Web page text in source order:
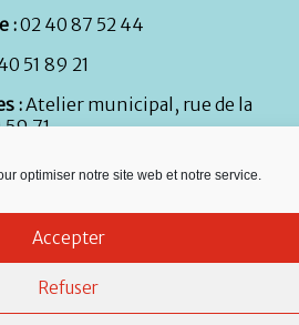
optimiser notre site web et notre service.
Accepter
Refuser
:02 40 87 52 44
51 89 21
:Atelier municipal, rue de la
71